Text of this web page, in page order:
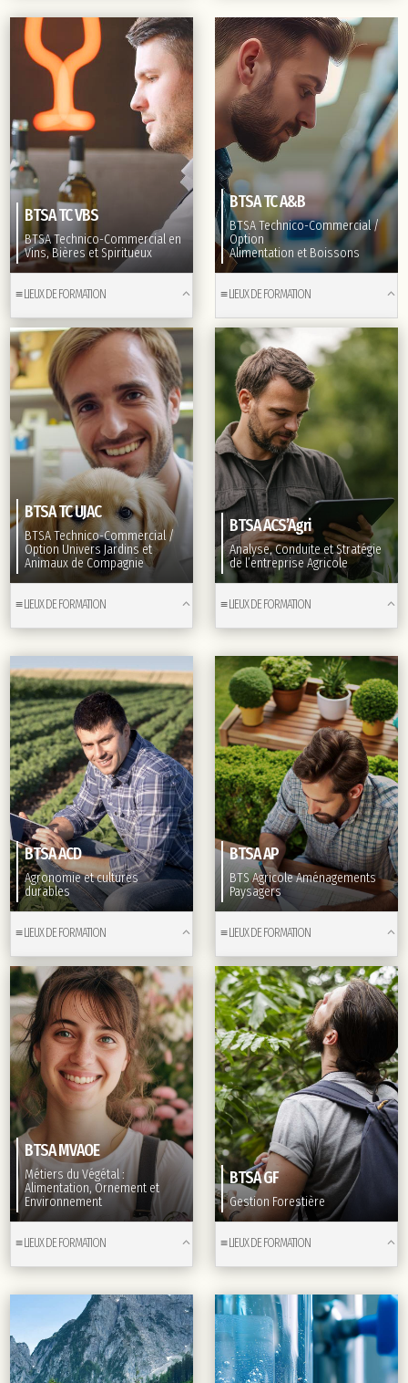
BTSA TC VBS
BTSA Technico-Commercial en
Vins, Bières et Spiritueux
≡ LIEUX DE FORMATION
BTSA TC A&B
BTSA Technico-Commercial /
Option
Alimentation et Boissons
≡ LIEUX DE FORMATION
BTSA TC UJAC
BTSA Technico-Commercial /
Option Univers Jardins et
Animaux de Compagnie
≡ LIEUX DE FORMATION
BTSA ACS’Agri
Analyse, Conduite et Stratégie
de l’entreprise Agricole
≡ LIEUX DE FORMATION
BTSA ACD
Agronomie et cultures
durables
≡ LIEUX DE FORMATION
BTSA AP
BTS Agricole Aménagements
Paysagers
≡ LIEUX DE FORMATION
BTSA MVAOE
Métiers du Végétal :
Alimentation, Ornement et
Environnement
≡ LIEUX DE FORMATION
BTSA GF
Gestion Forestière
≡ LIEUX DE FORMATION